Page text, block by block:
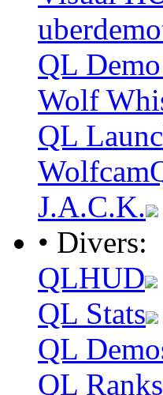
QL
Wolf
QL
J.A.C.K.
• Divers:
QLHUD
QL Stats
QL
QL Ranks